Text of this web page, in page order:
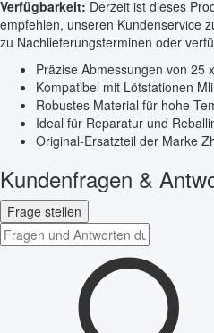
Verfügbarkeit: Derzeit ist dieses
empfehlen, unseren Kundenservice
zu Nachlieferungsterminen oder
Präzise Abmessungen von 25
Kompatibel mit Lötstationen
Robustes Material für hohe
Ideal für Reparatur und
Original-Ersatzteil der Marke
Kundenfragen &
Frage stellen